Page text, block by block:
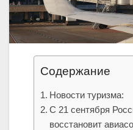
Содержание
Новости туризма:
С 21 сентября
восстановит